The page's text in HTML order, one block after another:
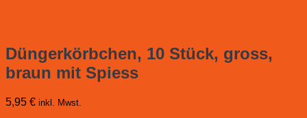
Düngerkörbchen, 10 Stück, gross,
braun mit Spiess
5,95 € inkl. Mwst.